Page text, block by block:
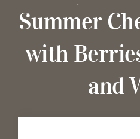
Café &
Summer
with
and